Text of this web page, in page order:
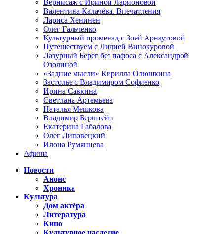
Вернисаж с Ириной Ларионовой
Валентина Калачёва. Впечатления
Лариса Хенинен
Олег Гальченко
Культурный променад с Зоей Арнаутовой
Путешествуем с Лидией Винокуровой
Лазурный Берег без пафоса с Александрой
Озолиной
«Задние мысли» Кирилла Олюшкина
Застолье с Владимиром Софиенко
Ирина Савкина
Светлана Артемьева
Наталья Мешкова
Владимир Берштейн
Екатерина Габалова
Олег Липовецкий
Илона Румянцева
Афиша
Новости
Анонс
Хроника
Культура
Дом актёра
Литература
Кино